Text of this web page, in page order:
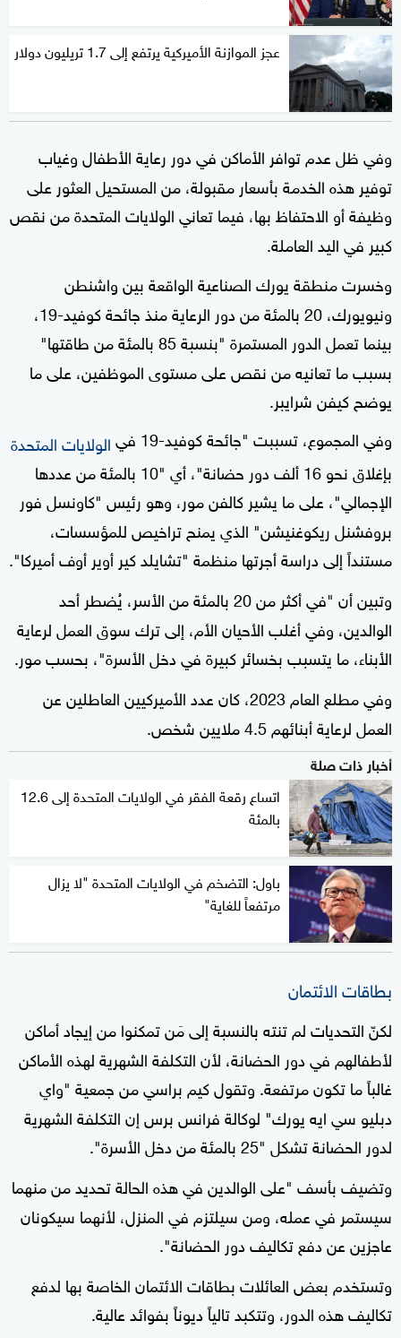
عجز الموازنة الأميركية يرتفع إلى 1.7 تريليون دولار
وفي ظل عدم توافر الأماكن في دور رعاية الأطفال وغياب
توفير هذه الخدمة بأسعار مقبولة، من المستحيل العثور على
وظيفة أو الاحتفاظ بها، فيما تعاني الولايات المتحدة من نقص
كبير في اليد العاملة.
وخسرت منطقة يورك الصناعية الواقعة بين واشنطن
ونيويورك، 20 بالمئة من دور الرعاية منذ جائحة كوفيد-19،
بينما تعمل الدور المستمرة "بنسبة 85 بالمئة من طاقتها"
بسبب ما تعانيه من نقص على مستوى الموظفين، على ما
يوضح كيفن شرايبر.
وفي المجموع، تسببت "جائحة كوفيد-19 في
الولايات المتحدة
بإغلاق نحو 16 ألف دور حضانة"، أي "10 بالمئة من عددها
الإجمالي"، على ما يشير كالفن مور، وهو رئيس "كاونسل فور
بروفشنل ريكوغنيشن" الذي يمنح تراخيص للمؤسسات،
مستنداً إلى دراسة أجرتها منظمة "تشايلد كير أوير أوف أميركا".
وتبين أن "في أكثر من 20 بالمئة من الأسر، يُضطر أحد
الوالدين، وفي أغلب الأحيان الأم، إلى ترك سوق العمل لرعاية
الأبناء، ما يتسبب بخسائر كبيرة في دخل الأسرة"، بحسب مور.
وفي مطلع العام 2023، كان عدد الأميركيين العاطلين عن
العمل لرعاية أبنائهم 4.5 ملايين شخص.
أخبار ذات صلة
اتساع رقعة الفقر في الولايات المتحدة إلى 12.6
بالمئة
باول: التضخم في الولايات المتحدة "لا يزال
مرتفعاً للغاية"
بطاقات الائتمان
لكنّ التحديات لم تنته بالنسبة إلى مَن تمكنوا من إيجاد أماكن
لأطفالهم في دور الحضانة، لأن التكلفة الشهرية لهذه الأماكن
غالباً ما تكون مرتفعة. وتقول كيم براسي من جمعية "واي
دبليو سي ايه يورك" لوكالة فرانس برس إن التكلفة الشهرية
لدور الحضانة تشكل "25 بالمئة من دخل الأسرة".
وتضيف بأسف "على الوالدين في هذه الحالة تحديد من منهما
سيستمر في عمله، ومن سيلتزم في المنزل، لأنهما سيكونان
عاجزين عن دفع تكاليف دور الحضانة".
وتستخدم بعض العائلات بطاقات الائتمان الخاصة بها لدفع
تكاليف هذه الدور، وتتكبد تالياً ديوناً بفوائد عالية.